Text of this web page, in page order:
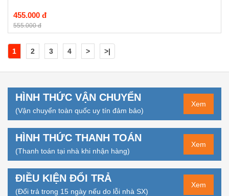
455.000 đ
555.000 đ
1 2 3 4 > >|
HÌNH THỨC VẬN CHUYỂN
(Vận chuyển toàn quốc uy tín đảm bảo)
Xem
HÌNH THỨC THANH TOÁN
(Thanh toán tại nhà khi nhận hàng)
Xem
ĐIỀU KIỆN ĐỔI TRẢ
(Đổi trả trong 15 ngày nếu do lỗi nhà SX)
Xem